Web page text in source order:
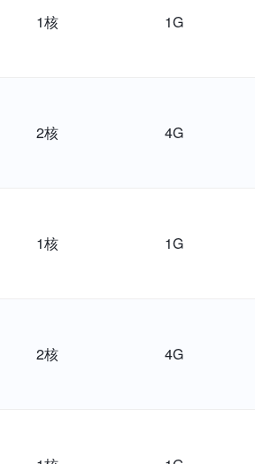
1核 1G
2核 4G
1核 1G
2核 4G